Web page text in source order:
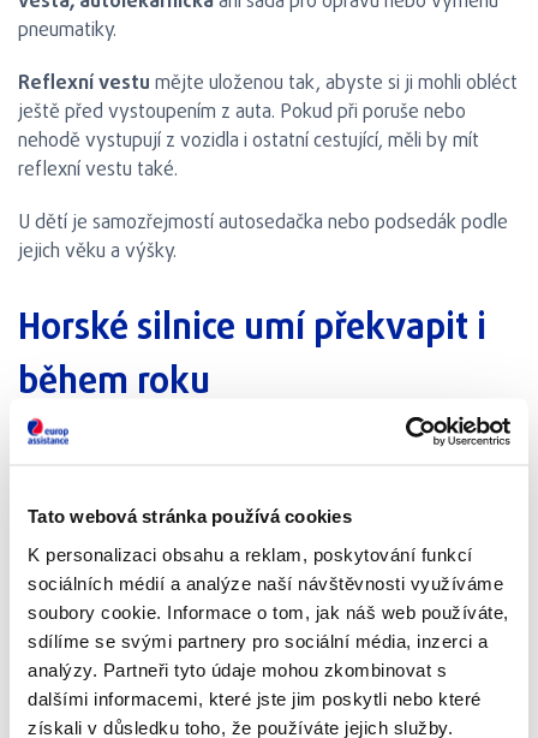
Tato webová stránka používá cookies
K personalizaci obsahu a reklam, poskytování funkcí
sociálních médií a analýze naší návštěvnosti využíváme
soubory cookie. Informace o tom, jak náš web používáte,
sdílíme se svými partnery pro sociální média, inzerci a
analýzy. Partneři tyto údaje mohou zkombinovat s
dalšími informacemi, které jste jim poskytli nebo které
získali v důsledku toho, že používáte jejich služby.
pneumatiky.
Reflexní vestu mějte uloženou tak, abyste si ji mohli obléct
ještě před vystoupením z auta. Pokud při poruše nebo
nehodě vystupují z vozidla i ostatní cestující, měli by mít
reflexní vestu také.
U dětí je samozřejmostí autosedačka nebo podsedák podle
jejich věku a výšky.
Horské silnice umí překvapit i
během roku
několika hodin a není výjimkou, že zatímco v nížinách panuje
příjemné počasí, ve vyšších polohách vás překvapí hustá
mlha, silný déšť nebo dokonce sníh.Před odjezdem proto
sledujte nejen předpověď počasí, ale i aktuální stav
silnic. Platí to v zimě, na jaře i na podzim.
Zkontrolujte i technický stav auta. Dlouhá stoupání, horské
silnice a proměnlivé počasí dokážou prověřit brzdy,